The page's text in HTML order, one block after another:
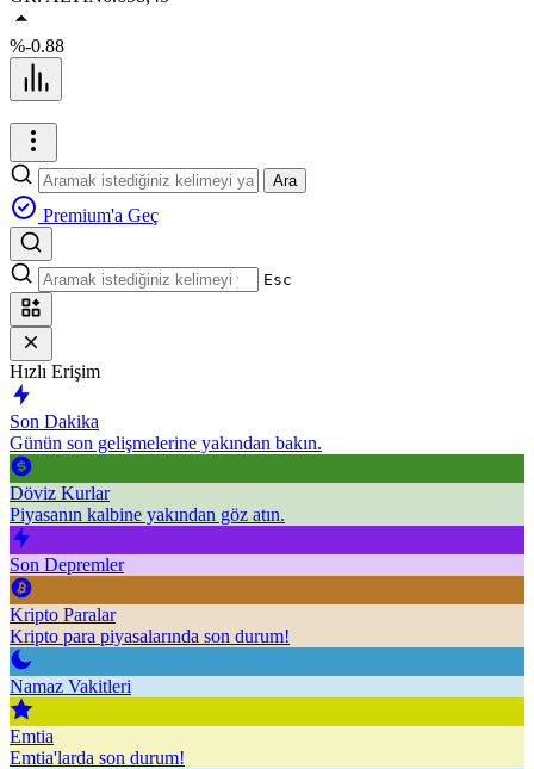
%-0.88
Ara
Premium'a Geç
Esc
Hızlı Erişim
Son Dakika
Günün son gelişmelerine yakından bakın.
Döviz Kurlar
Piyasanın kalbine yakından göz atın.
Son Depremler
Kripto Paralar
Kripto para piyasalarında son durum!
Namaz Vakitleri
Emtia
Emtia'larda son durum!